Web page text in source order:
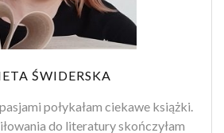
ŚWIDERSKA
połykałam ciekawe książki.
do literatury skończyłam